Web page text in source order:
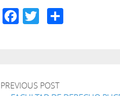
Facebook
Twitter
PREVIOUS POST